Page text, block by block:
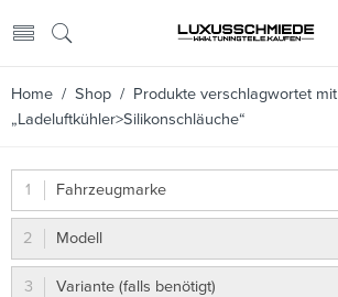
Home / Shop / Produkte verschlagwortet mit
„Ladeluftkühler>Silikonschläuche“
Fahrzeugmarke
Modell
Variante (falls benötigt)